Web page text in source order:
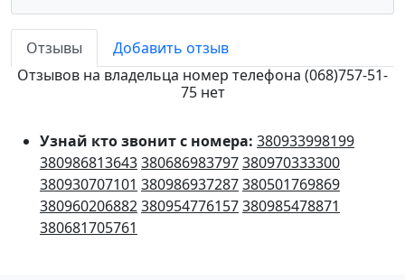
Отзывы
Добавить отзыв
Отзывов на владельца номер телефона (068)757-51-
75 нет
Узнай кто звонит с номера: 380933998199
380986813643380686983797380970333300
380930707101 380986937287380501769869
380960206882380954776157380985478871
380681705761